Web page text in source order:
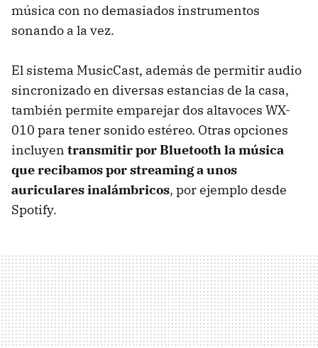
música con no demasiados instrumentos
sonando a la vez.
El sistema MusicCast, además de permitir audio
sincronizado en diversas estancias de la casa,
también permite emparejar dos altavoces WX-
010 para tener sonido estéreo. Otras opciones
incluyen transmitir por Bluetooth la música
que recibamos por streaming a unos
auriculares inalámbricos, por ejemplo desde
Spotify.